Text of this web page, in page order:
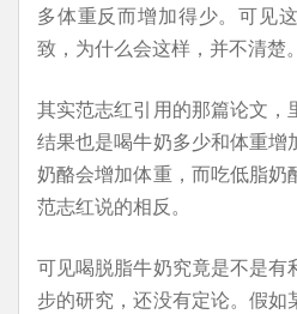
多体重反而增加得少。可见
致，为什么会这样，并不清楚。
其实范志红引用的那篇论文
结果也是喝牛奶多少和体重增
奶酪会增加体重，而吃低脂奶
范志红说的相反。
可见喝脱脂牛奶究竟是不是有
步的研究，还没有定论。假